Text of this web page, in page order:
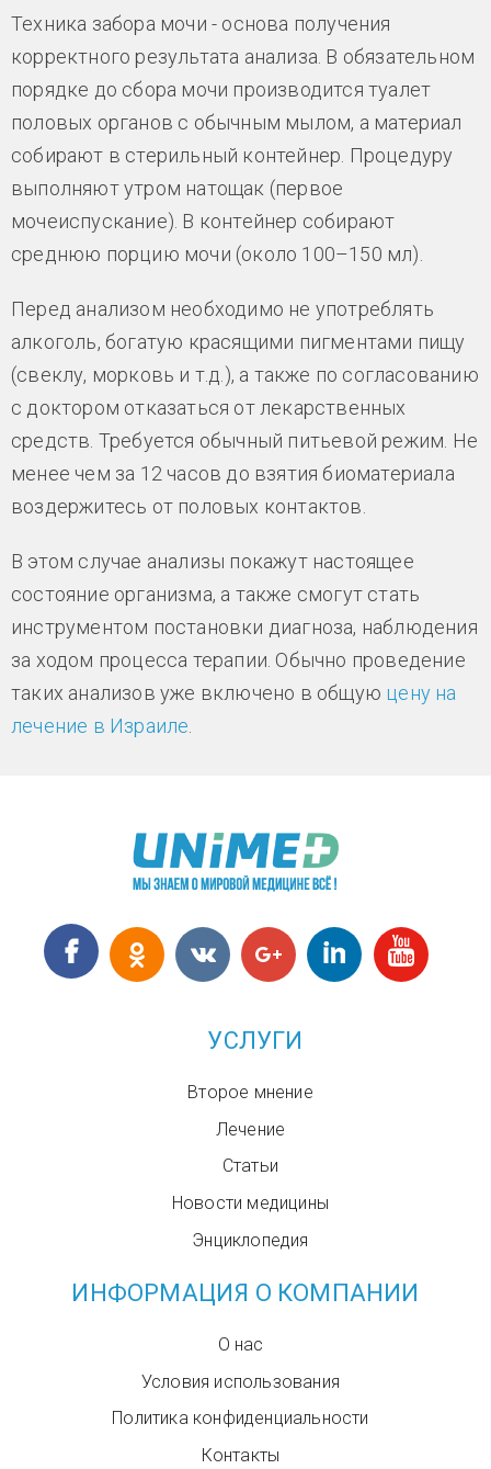
Техника забора мочи - основа получения
корректного результата анализа. В обязательном
порядке до сбора мочи производится туалет
половых органов с обычным мылом, а материал
собирают в стерильный контейнер. Процедуру
выполняют утром натощак (первое
мочеиспускание). В контейнер собирают
среднюю порцию мочи (около 100–150 мл).
Перед анализом необходимо не употреблять
алкоголь, богатую красящими пигментами пищу
(свеклу, морковь и т.д.), а также по согласованию
с доктором отказаться от лекарственных
средств. Требуется обычный питьевой режим. Не
менее чем за 12 часов до взятия биоматериала
воздержитесь от половых контактов.
В этом случае анализы покажут настоящее
состояние организма, а также смогут стать
инструментом постановки диагноза, наблюдения
за ходом процесса терапии. Обычно проведение
таких анализов уже включено в общую цену на
лечение в Израиле.
УСЛУГИ
Второе мнение
Лечение
Статьи
Новости медицины
Энциклопедия
ИНФОРМАЦИЯ О КОМПАНИИ
О нас
Условия использования
Политика конфиденциальности
Контакты